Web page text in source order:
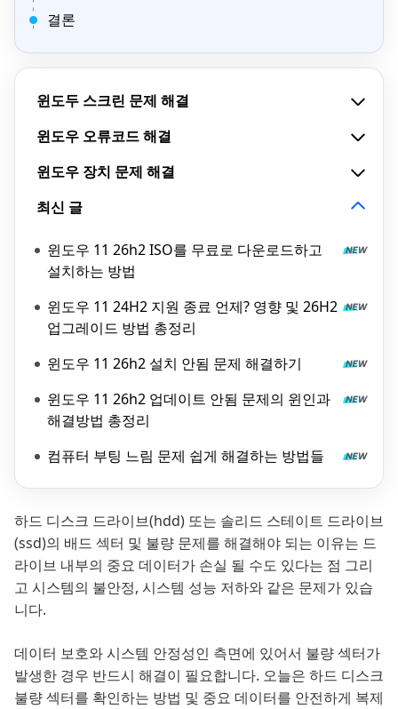
결론
윈도두 스크린 문제 해결
윈도우 오류코드 해결
윈도우 장치 문제 해결
최신 글
윈도우 11 26h2 ISO를 무료로 다운로드하고
설치하는 방법
윈도우 11 24H2 지원 종료 언제? 영향 및 26H2
업그레이드 방법 총정리
윈도우 11 26h2 설치 안됨 문제 해결하기
윈도우 11 26h2 업데이트 안됨 문제의 윈인과
해결방법 총정리
컴퓨터 부팅 느림 문제 쉽게 해결하는 방법들
하드 디스크 드라이브(hdd) 또는 솔리드 스테이트 드라이브
(ssd)의 배드 섹터 및 불량 문제를 해결해야 되는 이유는 드
라이브 내부의 중요 데이터가 손실 될 수도 있다는 점 그리
고 시스템의 불안정, 시스템 성능 저하와 같은 문제가 있습
니다.
데이터 보호와 시스템 안정성인 측면에 있어서 불량 섹터가
발생한 경우 반드시 해결이 필요합니다. 오늘은 하드 디스크
불량 섹터를 확인하는 방법 및 중요 데이터를 안전하게 복제